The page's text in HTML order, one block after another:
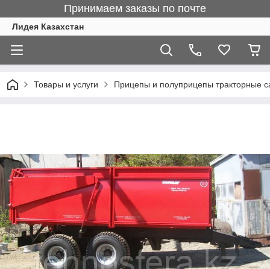
Принимаем заказы по почте
Лидея Казахстан
Товары и услуги Прицепы и полуприцепы тракторные